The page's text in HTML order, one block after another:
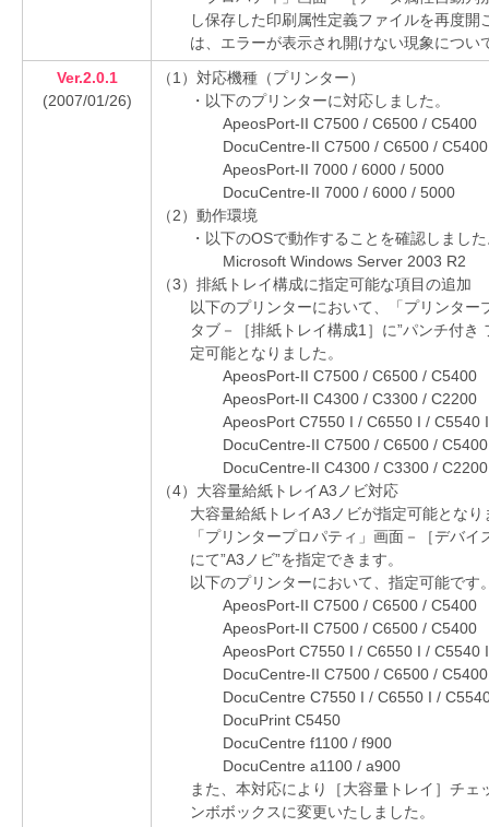
し保存した印刷属性定義ファイルを再度
は、エラーが表示され開けない現象につい
Ver.2.0.1
(2007/01/26)
（1）対応機種（プリンター）
・以下のプリンターに対応しました。
ApeosPort-II C7500 / C6500 / C5400
DocuCentre-II C7500 / C6500 / C5400
ApeosPort-II 7000 / 6000 / 5000
DocuCentre-II 7000 / 6000 / 5000
（2）動作環境
・以下のOSで動作することを確認しまし
Microsoft Windows Server 2003 R2
（3）排紙トレイ構成に指定可能な項目の追加
以下のプリンターにおいて、「プリンタ
タブ－［排紙トレイ構成1］に”パンチ付
定可能となりました。
ApeosPort-II C7500 / C6500 / C5400
ApeosPort-II C4300 / C3300 / C2200
ApeosPort C7550 I / C6550 I / C5540 I
DocuCentre-II C7500 / C6500 / C5400
DocuCentre-II C4300 / C3300 / C2200
（4）大容量給紙トレイA3ノビ対応
大容量給紙トレイA3ノビが指定可能となり
「プリンタープロパティ」画面－［デバ
にて”A3ノビ”を指定できます。
以下のプリンターにおいて、指定可能です
ApeosPort-II C7500 / C6500 / C5400
ApeosPort-II C7500 / C6500 / C5400
ApeosPort C7550 I / C6550 I / C5540 I
DocuCentre-II C7500 / C6500 / C5400
DocuCentre C7550 I / C6550 I /
DocuPrint C5450
DocuCentre f1100 / f900
DocuCentre a1100 / a900
また、本対応により［大容量トレイ］チ
ンボボックスに変更いたしました。